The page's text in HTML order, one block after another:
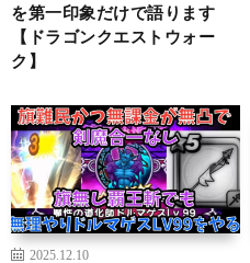
を第一印象だけで語ります
【ドラゴンクエストウォー
ク】
2025.12.10